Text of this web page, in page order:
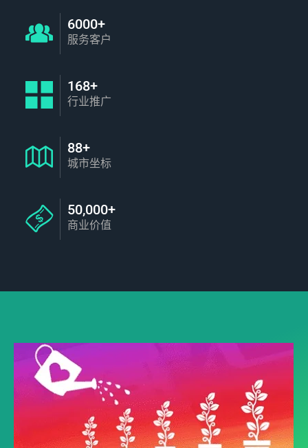
6000+
服务客户
168+
行业推广
88+
城市坐标
50,000+
商业价值